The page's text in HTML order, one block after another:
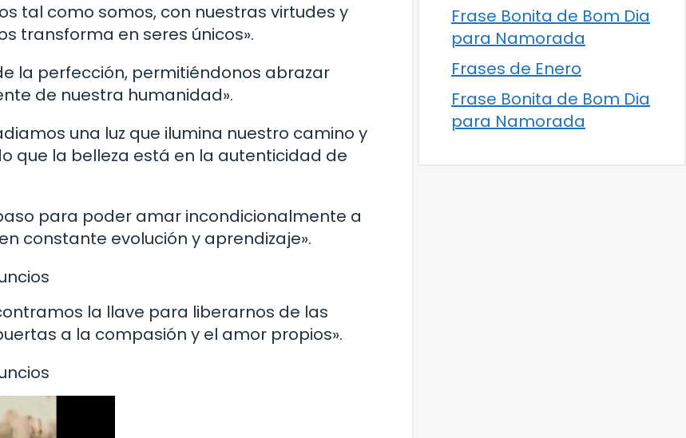
tal como somos, con nuestras virtudes y
transforma en seres únicos».
la perfección, permitiéndonos abrazar
de nuestra humanidad».
una luz que ilumina nuestro camino y
que la belleza está en la autenticidad de
para poder amar incondicionalmente a
constante evolución y aprendizaje».
la llave para liberarnos de las
a la compasión y el amor propios».
Frase Bonita de Bom Dia
para Namorada
Frases de Enero
Frase Bonita de Bom Dia
para Namorada